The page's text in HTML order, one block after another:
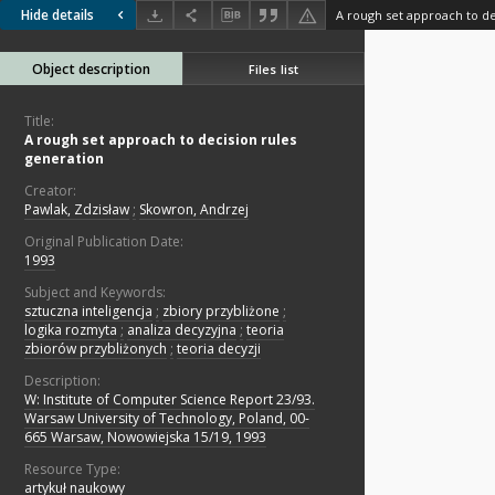
Hide details A rough set approach to
Object description Files list
Title:
A rough set approach to decision rules
generation
Creator:
Pawlak, Zdzisław ; Skowron, Andrzej
Original Publication Date:
1993
Subject and Keywords:
sztuczna inteligencja ; zbiory przybliżone ;
logika rozmyta ; analiza decyzyjna ; teoria
zbiorów przybliżonych ; teoria decyzji
Description:
W: Institute of Computer Science Report 23/93.
Warsaw University of Technology, Poland, 00-
665 Warsaw, Nowowiejska 15/19, 1993
Resource Type:
artykuł naukowy